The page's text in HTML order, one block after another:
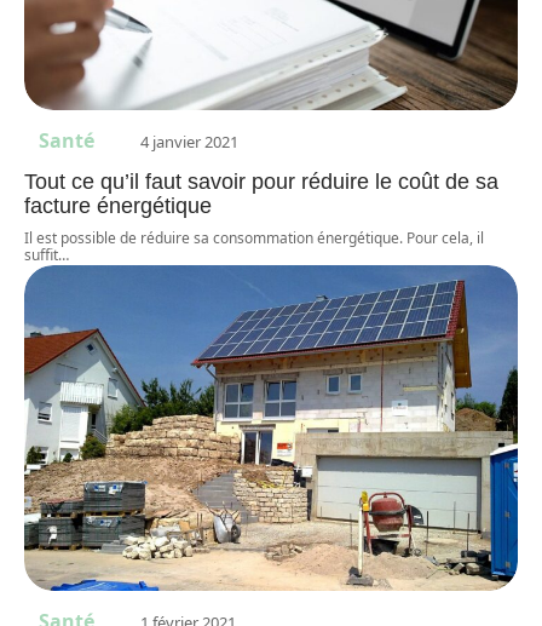
Santé 4 janvier 2021
Tout ce qu’il faut savoir pour réduire le coût de sa
facture énergétique
Il est possible de réduire sa consommation énergétique. Pour cela, il
suffit…